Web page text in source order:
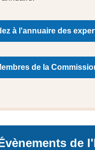
à l'annuaire des
de la
de